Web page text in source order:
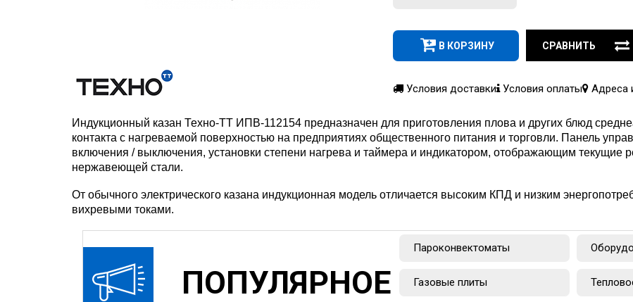
В КОРЗИНУ СРАВНИТЬ
Условия доставки Условия оплаты Адреса
Индукционный казан Техно-ТТ ИПВ-112154 предназначен для приготовления плова и других блюд
контакта с нагреваемой поверхностью на предприятиях общественного питания и торговли. Панель
включения / выключения, установки степени нагрева и таймера и индикатором, отображающим текущие
нержавеющей стали.
От обычного электрического казана индукционная модель отличается высоким КПД и низким
вихревыми токами.
ПОПУЛЯРНОЕ
Пароконвектоматы
Газовые плиты